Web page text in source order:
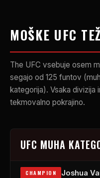
MOŠKE UFC
The UFC vsebuje osem
segajo od 125 funtov
kategorija). Vsaka
tekmovalno pokrajino.
UFC MUHA
CHAMPION Joshua